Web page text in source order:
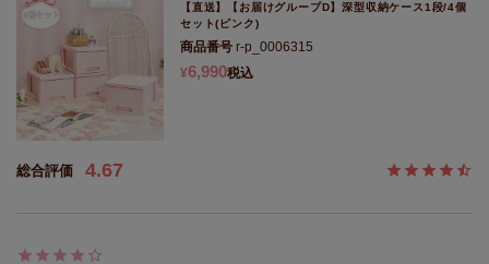
【直送】【お届けグループD】深型収納ケース1段/4個
セット(ピンク)
商品番号 r-p_0006315
¥6,990税込
4.67